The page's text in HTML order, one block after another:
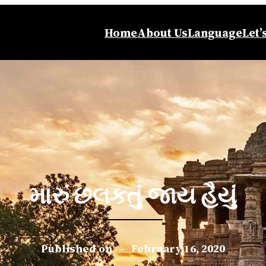
HomeAbout UsLanguage
મારું છલકતું જાય હૈયું
Published on – February 16, 2020